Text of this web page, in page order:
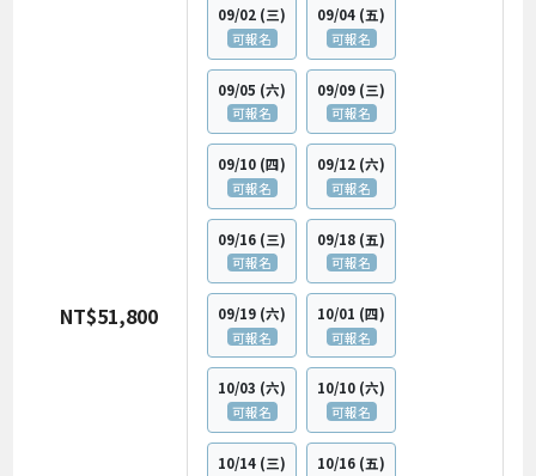
NT$51,800
09/02 (三)
可報名
09/04 (五)
可報名
09/05 (六)
可報名
09/09 (三)
可報名
09/10 (四)
可報名
09/12 (六)
可報名
09/16 (三)
可報名
09/18 (五)
可報名
09/19 (六)
可報名
10/01 (四)
可報名
10/03 (六)
可報名
10/10 (六)
可報名
10/14 (三)
10/16 (五)